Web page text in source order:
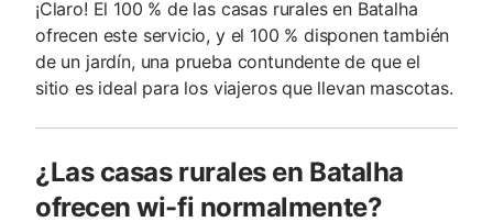
¡Claro! El 100 % de las casas rurales en Batalha
ofrecen este servicio, y el 100 % disponen también
de un jardín, una prueba contundente de que el
sitio es ideal para los viajeros que llevan mascotas.
¿Las casas rurales en Batalha
ofrecen wi-fi normalmente?